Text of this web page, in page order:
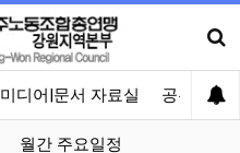
미디어|문서 자료실 공유게시
월간 주요일정